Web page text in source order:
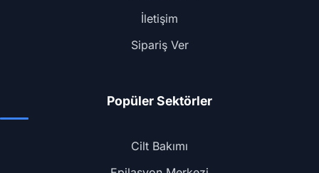
İletişim
Sipariş Ver
Popüler Sektörler
Cilt Bakımı